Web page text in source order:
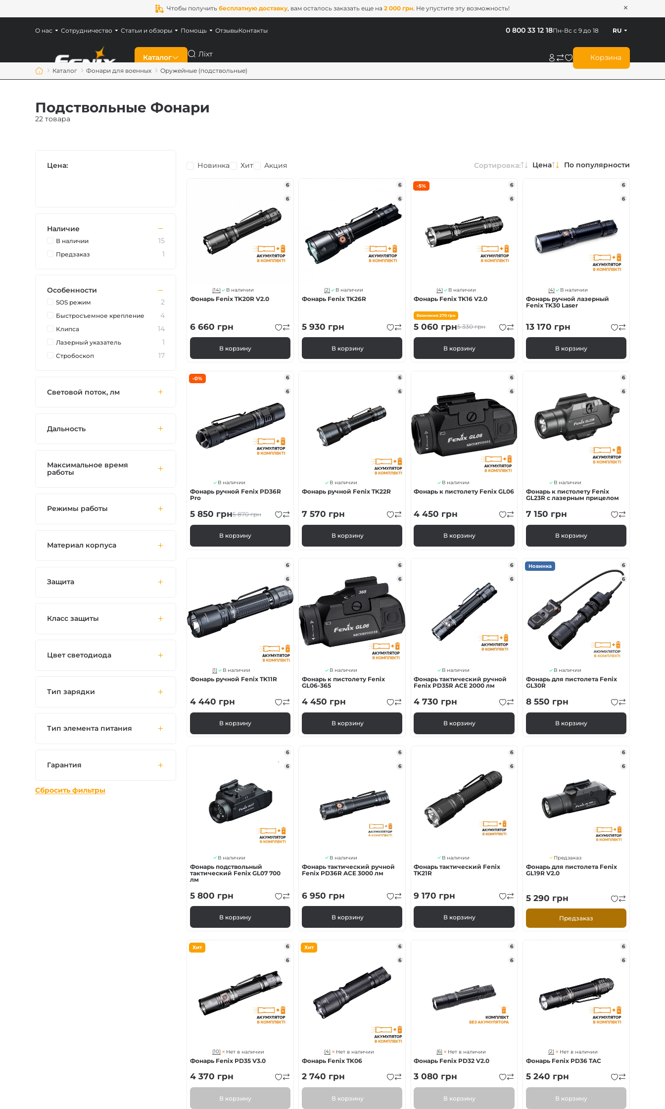
Чтобы получить бесплатную доставку, вам осталось заказать еще на 2 000 грн. Не упустите эту возможность!
Каталог
Зарядные устройства Fenix
Аксессуары для фонарей
Поиск Корзина
Пн-Вс с 9 до 18
0 800 33 12 18 RU
О нас Сотрудничество Статьи и обзоры Помощь ОтзывыКонтакты
Каталог Фонари для военных Оружейные (подствольные)
Подствольные Фонари
22 товара
Сортировка: Цена По популярности
Новинка Хит Акция
6
6
(14) В наличии
Фонарь Fenix TK20R V2.0
6 660 грн
В корзину
6
6
(2) В наличии
Фонарь Fenix TK26R
5 930 грн
В корзину
-5% 6
6
(4) В наличии
Фонарь Fenix TK16 V2.0
Економия 270грн
5 330грн
5 060 грн
В корзину
6
6
(4) В наличии
Фонарь ручной лазерный
Fenix ​​TK30 Laser
13 170 грн
В корзину
-0% 6
6
В наличии
Фонарь ручной Fenix PD36R
Pro
5 870грн
5 850 грн
В корзину
6
6
В наличии
Фонарь ручной Fenix TK22R
7 570 грн
В корзину
6
6
В наличии
Фонарь к пистолету Fenix ​​GL06
4 450 грн
В корзину
6
6
В наличии
Фонарь к пистолету Fenix
GL23R с лазерным прицелом
7 150 грн
В корзину
6
6
(1) В наличии
Фонарь ручной Fenix ​​TK11R
4 440 грн
В корзину
6
6
В наличии
Фонарь к пистолету Fenix ​​
GL06-365
4 450 грн
В корзину
6
6
В наличии
Фонарь тактический ручной
Fenix PD35R ACE 2000 лм
4 730 грн
В корзину
Новинка 6
6
В наличии
Фонарь для пистолета Fenix
GL30R
8 550 грн
В корзину
6
6
В наличии
Фонарь подствольный
тактический Fenix GL07 700
лм
5 800 грн
В корзину
6
6
В наличии
Фонарь тактический ручной
Fenix PD36R ACE 3000 лм
6 950 грн
В корзину
6
6
В наличии
Фонарь тактический Fenix
TK21R
9 170 грн
В корзину
6
6
Предзаказ
Фонарь для пистолета Fenix ​​
GL19R V2.0
5 290 грн
Предзаказ
Хит 6
6
(10) Нет в наличии
Фонарь Fenix PD35 V3.0
4 370 грн
В корзину
Хит 6
6
(4) Нет в наличии
Фонарь Fenix TK06
2 740 грн
В корзину
6
6
(6) Нет в наличии
Фонарь Fenix PD32 V2.0
3 080 грн
В корзину
6
6
(2) Нет в наличии
Фонарь Fenix PD36 TAC
5 240 грн
В корзину
Цена:
Наличие
В наличии 15
Предзаказ 1
Особенности
SOS режим 2
Быстросъемное крепление 4
Клипса 14
Лазерный указатель 1
Стробоскоп 17
Световой поток, лм
Дальность
Максимальное время
работы
Режимы работы
Материал корпуса
Защита
Класс защиты
Цвет светодиода
Тип зарядки
Тип элемента питания
Гарантия
Сбросить фильтры